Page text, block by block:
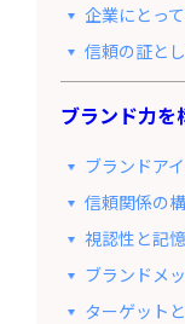
企業にとっ
信頼の証と
ブランド力を
ブランドア
信頼関係の
視認性と記
ブランドメ
ターゲット